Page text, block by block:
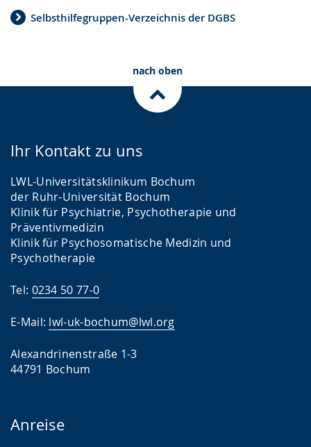
Selbsthilfegruppen-Verzeichnis der DGBS
nach oben
Ihr Kontakt zu uns
LWL-Universitätsklinikum Bochum
der Ruhr-Universität Bochum
Klinik für Psychiatrie, Psychotherapie und
Präventivmedizin
Klinik für Psychosomatische Medizin und
Psychotherapie
Tel: 0234 50 77-0
E-Mail: lwl-uk-bochum@lwl.org
Alexandrinenstraße 1-3
44791 Bochum
Anreise